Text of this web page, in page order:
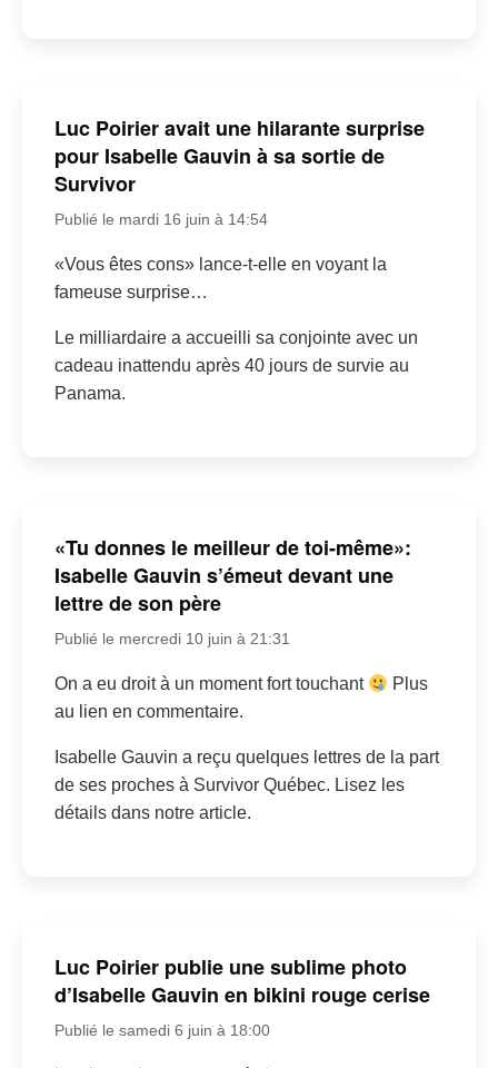
Luc Poirier avait une hilarante surprise
pour Isabelle Gauvin à sa sortie de
Survivor
Publié le mardi 16 juin à 14:54
«Vous êtes cons» lance-t-elle en voyant la
fameuse surprise…
Le milliardaire a accueilli sa conjointe avec un
cadeau inattendu après 40 jours de survie au
Panama.
«Tu donnes le meilleur de toi-même»:
Isabelle Gauvin s’émeut devant une
lettre de son père
Publié le mercredi 10 juin à 21:31
On a eu droit à un moment fort touchant
Plus
au lien en commentaire.
Isabelle Gauvin a reçu quelques lettres de la part
de ses proches à Survivor Québec. Lisez les
détails dans notre article.
Luc Poirier publie une sublime photo
d’Isabelle Gauvin en bikini rouge cerise
Publié le samedi 6 juin à 18:00